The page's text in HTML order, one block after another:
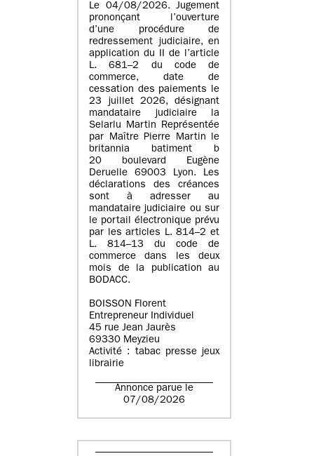
Le 04/08/2026. Jugement
prononçant l’ouverture
d’une procédure de
redressement judiciaire, en
application du II de l’article
L. 681–2 du code de
commerce, date de
cessation des paiements le
23 juillet 2026, désignant
mandataire judiciaire la
Selarlu Martin Représentée
par Maître Pierre Martin le
britannia batiment b
20 boulevard Eugène
Deruelle 69003 Lyon. Les
déclarations des créances
sont à adresser au
mandataire judiciaire ou sur
le portail électronique prévu
par les articles L. 814–2 et
L. 814–13 du code de
commerce dans les deux
mois de la publication au
BODACC.
BOISSON Florent
Entrepreneur Individuel
45 rue Jean Jaurès
69330 Meyzieu
Activité : tabac presse jeux
librairie
Annonce parue le
07/08/2026